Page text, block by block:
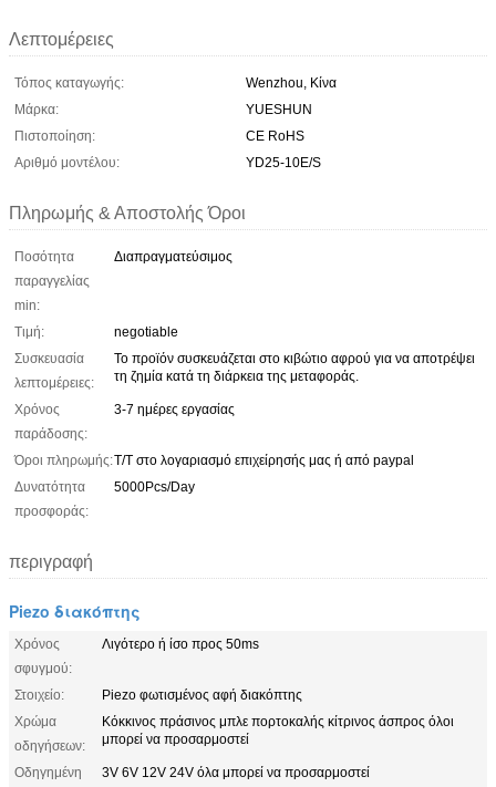
Λεπτομέρειες
Τόπος καταγωγής:
Wenzhou, Κίνα
Μάρκα:
YUESHUN
Πιστοποίηση:
CE RoHS
Αριθμό μοντέλου:
YD25-10E/S
Πληρωμής & Αποστολής Όροι
Ποσότητα
παραγγελίας
min:
Διαπραγματεύσιμος
Τιμή:
negotiable
Συσκευασία
λεπτομέρειες:
Το προϊόν συσκευάζεται στο κιβώτιο αφρού για να αποτρέψει
τη ζημία κατά τη διάρκεια της μεταφοράς.
Χρόνος
παράδοσης:
3-7 ημέρες εργασίας
Όροι πληρωμής:T/T στο λογαριασμό επιχείρησής μας ή από paypal
Δυνατότητα
προσφοράς:
5000Pcs/Day
περιγραφή
Piezo διακόπτης
Χρόνος
σφυγμού:
Λιγότερο ή ίσο προς 50ms
Στοιχείο:
Piezo φωτισμένος αφή διακόπτης
Χρώμα
οδηγήσεων:
Κόκκινος πράσινος μπλε πορτοκαλής κίτρινος άσπρος όλοι
μπορεί να προσαρμοστεί
Οδηγημένη
3V 6V 12V 24V όλα μπορεί να προσαρμοστεί